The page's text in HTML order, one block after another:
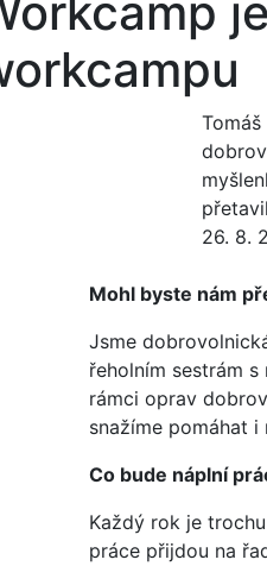
26. 8.
Mohl byste nám
Jsme
řeholním sestrám
rámci oprav
snažíme pomáhat
Co bude náplní
Každý rok je
práce přijdou na